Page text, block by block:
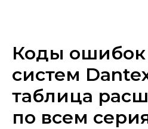
Коды ошибок
систем
таблица
по всем